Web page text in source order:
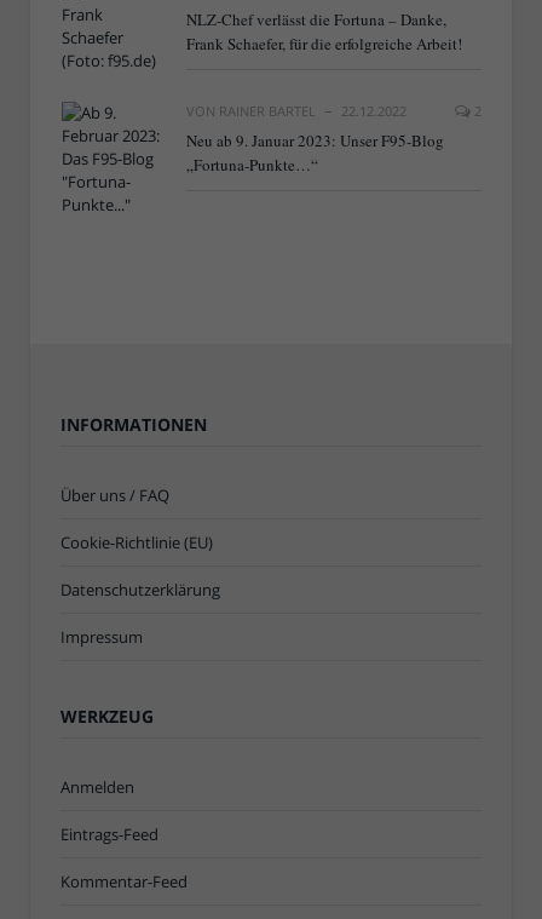
NLZ-Chef verlässt die Fortuna – Danke,
Frank Schaefer, für die erfolgreiche Arbeit!
VON RAINER BARTEL 22.12.2022 2
Neu ab 9. Januar 2023: Unser F95-Blog
„Fortuna-Punkte…“
INFORMATIONEN
Über uns / FAQ
Cookie-Richtlinie (EU)
Datenschutzerklärung
Impressum
WERKZEUG
Anmelden
Eintrags-Feed
Kommentar-Feed